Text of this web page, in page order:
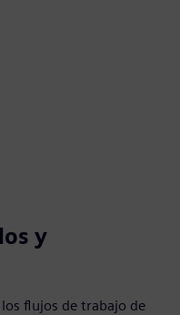
y
flujos de trabajo de